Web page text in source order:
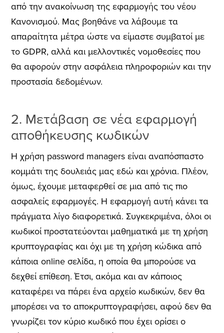
από την ανακοίνωση της εφαρμογής του νέου
Κανονισμού. Μας βοηθάνε να λάβουμε τα
απαραίτητα μέτρα ώστε να είμαστε συμβατοί με
το GDPR, αλλά και μελλοντικές νομοθεσίες που
θα αφορούν στην ασφάλεια πληροφοριών και την
προστασία δεδομένων.
2. Μετάβαση σε νέα εφαρμογή
αποθήκευσης κωδικών
Η χρήση password managers είναι αναπόσπαστο
κομμάτι της δουλειάς μας εδώ και χρόνια. Πλέον,
όμως, έχουμε μεταφερθεί σε μια από τις πιο
ασφαλείς εφαρμογές. Η εφαρμογή αυτή κάνει τα
πράγματα λίγο διαφορετικά. Συγκεκριμένα, όλοι οι
κωδικοί προστατεύονται μαθηματικά με τη χρήση
κρυπτογραφίας και όχι με τη χρήση κώδικα από
κάποια online σελίδα, η οποία θα μπορούσε να
δεχθεί επίθεση. Έτσι, ακόμα και αν κάποιος
καταφέρει να πάρει ένα αρχείο κωδικών, δεν θα
μπορέσει να το αποκρυπτογραφήσει, αφού δεν θα
γνωρίζει τον κύριο κωδικό που έχει ορίσει ο